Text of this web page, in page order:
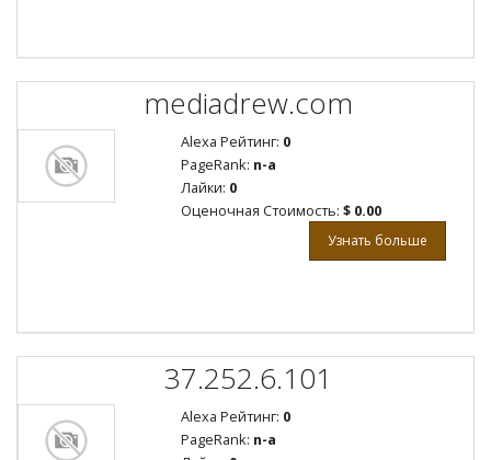
mediadrew.com
Alexa Рейтинг: 0
PageRank: n-a
Лайки: 0
Оценочная Стоимость: $ 0.00
Узнать больше
37.252.6.101
Alexa Рейтинг: 0
PageRank: n-a